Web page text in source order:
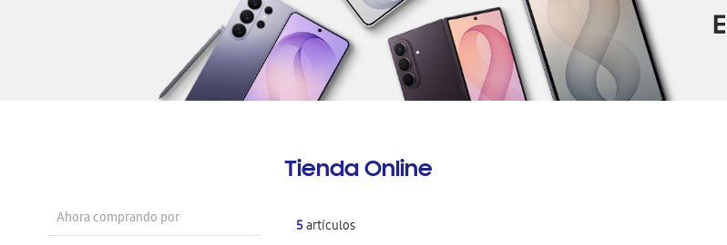
Tienda Online
5artículos
Ahora comprando por